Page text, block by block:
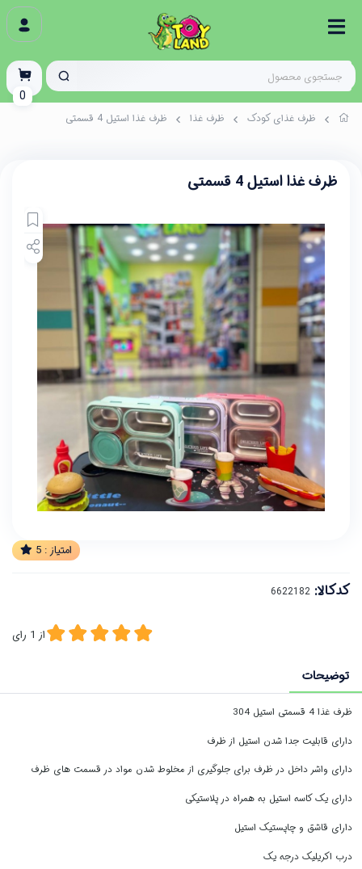
ظرف غذای کودک ظرف غذا ظرف غذا استیل 4 قسمتی
ظرف غذا استیل 4 قسمتی
امتیاز : 5
کدکالا:
از 1 رای
توضیحات
ظرف غذا 4 قسمتی استیل 304
دارای قابلیت جدا شدن استیل از ظرف
دارای واشر داخل در ظرف برای جلوگیری از مخلوط شدن مواد در قسمت های ظرف
دارای یک کاسه استیل به همراه در پلاستیکی
دارای قاشق و چاپستیک استیل
درب اکریلیک درجه یک
0